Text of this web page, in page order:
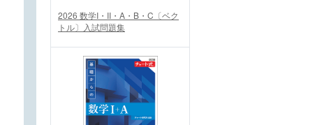
2026 数学I・II・A・B・C〔ベク
トル〕入試問題集